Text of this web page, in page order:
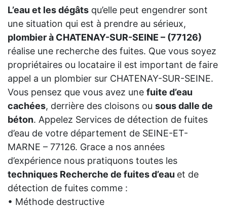
L’eau et les dégâts qu’elle peut engendrer sont
une situation qui est à prendre au sérieux,
plombier à CHATENAY-SUR-SEINE – (77126)
réalise une recherche des fuites. Que vous soyez
propriétaires ou locataire il est important de faire
appel a un plombier sur CHATENAY-SUR-SEINE.
Vous pensez que vous avez une fuite d’eau
cachées, derrière des cloisons ou sous dalle de
béton. Appelez Services de détection de fuites
d’eau de votre département de SEINE-ET-
MARNE – 77126. Grace a nos années
d’expérience nous pratiquons toutes les
techniques Recherche de fuites d’eau et de
détection de fuites comme :
• Méthode destructive